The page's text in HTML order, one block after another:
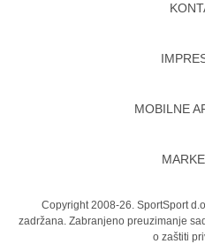
MOBILNE
Copyright 2008-26. SportSport
zadržana. Zabranjeno preuzimanje
o zaštiti